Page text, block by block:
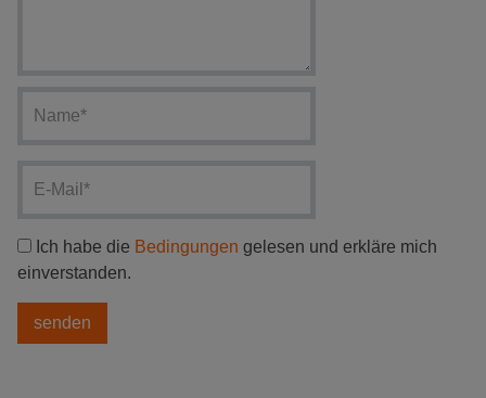
Ich habe die Bedingungen gelesen und erkläre mich
einverstanden.